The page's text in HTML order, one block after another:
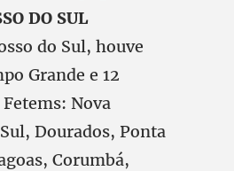
DO SUL
do Sul, houve
Grande e 12
Nova
Dourados, Ponta
Corumbá,